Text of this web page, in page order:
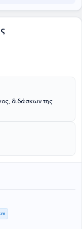
βρεφική ηλικία
βρίσκονται σε
ή μετεγχειρητικές
να βοηθήσουν
είτε ψυχικές.
διδάσκων της